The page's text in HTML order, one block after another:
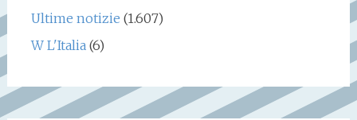
Ultime notizie (1.607)
W L'Italia(6)